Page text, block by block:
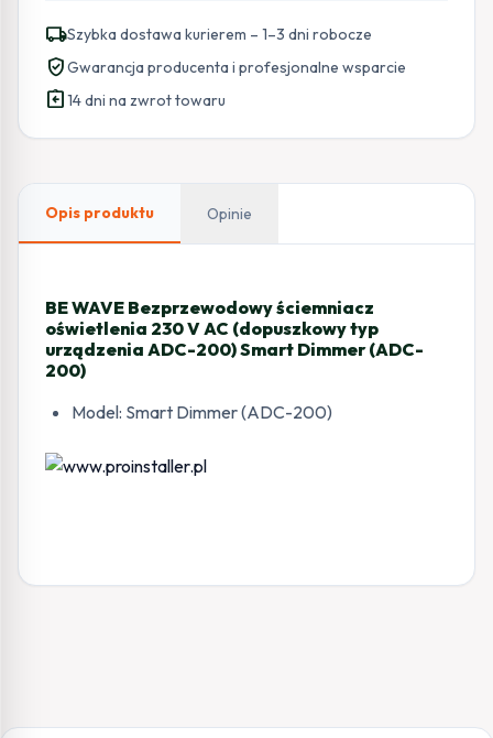
Bezprzewodowy
ściemniacz
oświetlenia
230
typ
Smart
Dimm
local_shippingSzybka dostawa kurierem – 1–3 dni robocze
verified_userGwarancja producenta i profesjonalne wsparcie
assignment_return14 dni na zwrot towaru
Opis produktu Opinie
BE WAVE Bezprzewodowy ściemniacz
oświetlenia 230 V AC (dopuszkowy typ
urządzenia ADC-200) Smart Dimmer (ADC-
200)
Model: Smart Dimmer (ADC-200)